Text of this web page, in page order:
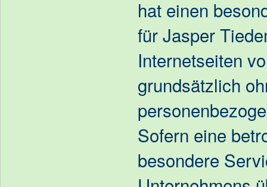
hat einen
für Jasper
Internetseiten
grundsätzlich
Sofern eine
besondere